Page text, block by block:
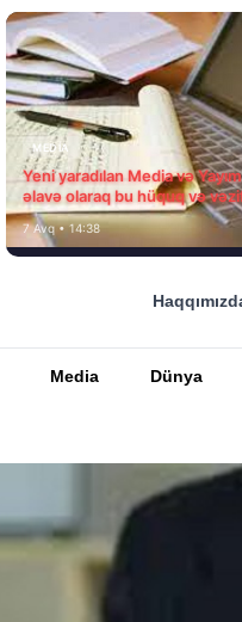
MEDİA
Yeni yaradılan Media və
əlavə olaraq bu hüquq və
7 Avq • 14:38
Media Dünya